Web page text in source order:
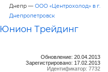
Днепр — ООО «Центрохолод» в г.
Днепропетровск
Юнион Трейдинг
Обновление: 20.04.2013
Зарегистрировано: 17.02.2013
Идентификатор: 7732